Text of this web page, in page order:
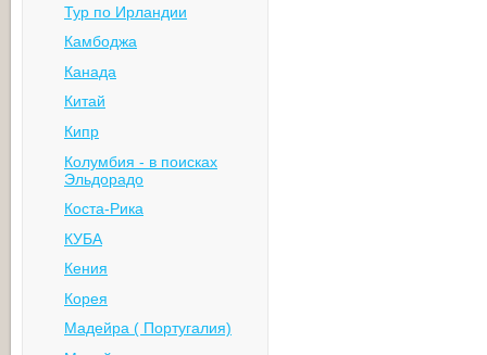
Тур по Ирландии
Камбоджа
Канада
Китай
Кипр
Колумбия - в поисках
Эльдорадо
Коста-Рика
КУБА
Кения
Корея
Мадейра ( Португалия)